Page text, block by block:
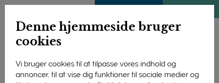
Denne hjemmeside bruger
cookies
Vi bruger cookies til at tilpasse vores indhold og
annoncer, til at vise dig funktioner til sociale medier og